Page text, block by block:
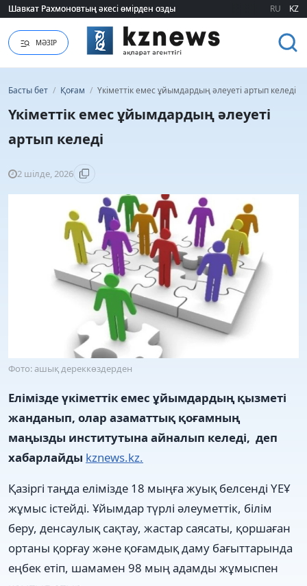
Шавкат Рахмоновтың әкесі өмірден озды
Шавкат Рахмоновтың әкесі өмірден озды RU KZ
МӘЗІР
Басты бет / Қоғам / Үкіметтік емес ұйымдардың әлеуеті артып келеді
Үкіметтік емес ұйымдардың әлеуеті
артып келеді
2 шілде, 2026
Фото: ашық дереккөздерден
Елімізде үкіметтік емес ұйымдардың қызметі
жанданып, олар азаматтық қоғамның
маңызды институтына айналып келеді, деп
хабарлайды kznews.kz.
Қазіргі таңда елімізде 18 мыңға жуық белсенді ҮЕҰ
жұмыс істейді. Ұйымдар түрлі әлеуметтік, білім
беру, денсаулық сақтау, жастар саясаты, қоршаған
ортаны қорғау және қоғамдық даму бағыттарында
еңбек етіп, шамамен 98 мың адамды жұмыспен